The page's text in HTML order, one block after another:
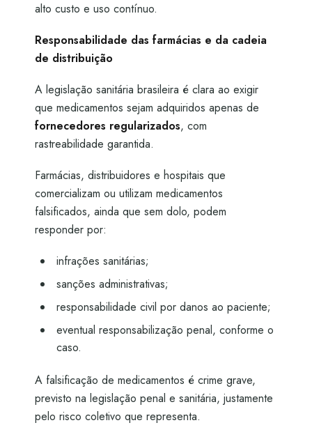
alto custo e uso contínuo.
Responsabilidade das farmácias e da cadeia
de distribuição
A legislação sanitária brasileira é clara ao exigir
que medicamentos sejam adquiridos apenas de
fornecedores regularizados, com
rastreabilidade garantida.
Farmácias, distribuidores e hospitais que
comercializam ou utilizam medicamentos
falsificados, ainda que sem dolo, podem
responder por:
infrações sanitárias;
sanções administrativas;
responsabilidade civil por danos ao paciente;
eventual responsabilização penal, conforme o
caso.
A falsificação de medicamentos é crime grave,
previsto na legislação penal e sanitária, justamente
pelo risco coletivo que representa.